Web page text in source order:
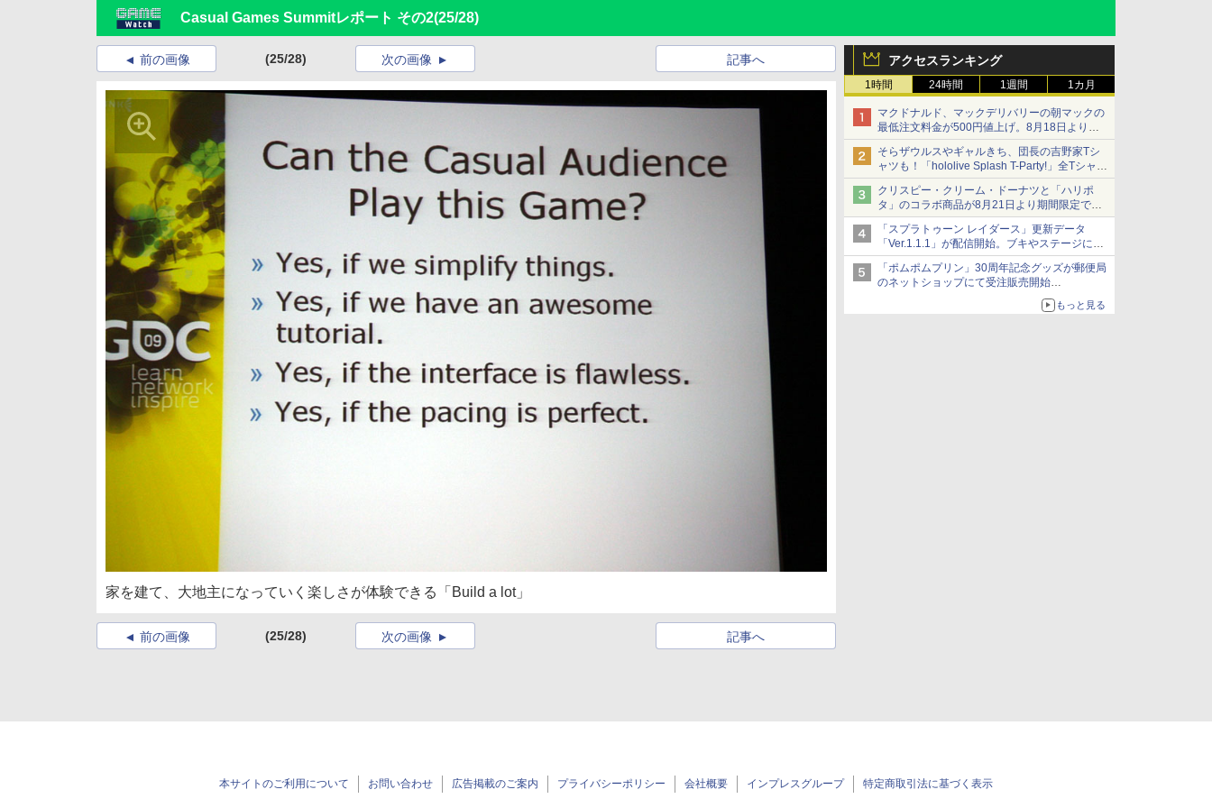
Casual Games Summitレポート その2(25/28)
アクセスランキング
1時間 24時間 1週間 1カ月
マクドナルド、マックデリバリーの朝マックの
最低注文料金が500円値上げ。8月18日より
1,500円から受付
そらザウルスやギャルきち、団長の吉野家Tシ
ャツも！「hololive Splash T-Party!」全Tシャツ
ラインナップ公開＆オンライン販売開始
クリスピー・クリーム・ドーナツと「ハリポ
タ」のコラボ商品が8月21日より期間限定で発
売
組分け帽子ドーナツなど見た目も楽しい商品が
登場
「スプラトゥーン レイダース」更新データ
「Ver.1.1.1」が配信開始。ブキやステージに関
する不具合を修正
「ポムポムプリン」30周年記念グッズが郵便局
のネットショップにて受注販売開始
「おもちもちもちクッション」など今年だけの
もっと見る
前の画像 (25/28) 記事へ
次の画像
家を建て、大地主になっていく楽しさが体験できる「Build a lot」
前の画像 (25/28) 記事へ
次の画像
本サイトのご利用について お問い合わせ 広告掲載のご案内 プライバシーポリシー 会社概要 インプレスグループ 特定商取引法に基づく表示